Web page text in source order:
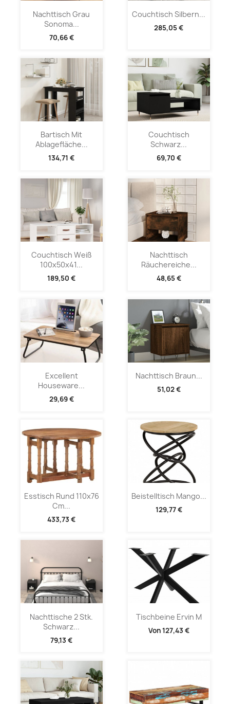
Nachttisch Grau
Sonoma...
70,66 €
Couchtisch Silbern...
285,05 €
Bartisch Mit
Ablagefläche...
134,71 €
Couchtisch
Schwarz...
69,70 €
Couchtisch Weiß
100x50x41...
189,50 €
Nachttisch
Räuchereiche...
48,65 €
Excellent
Houseware...
29,69 €
Nachttisch Braun...
51,02 €
Esstisch Rund 110x76
Cm...
433,73 €
Beistelltisch Mango...
129,77 €
Nachttische 2 Stk.
Schwarz...
79,13 €
Tischbeine Ervin M
Von127,43 €